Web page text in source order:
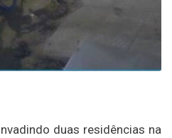
duas residências na